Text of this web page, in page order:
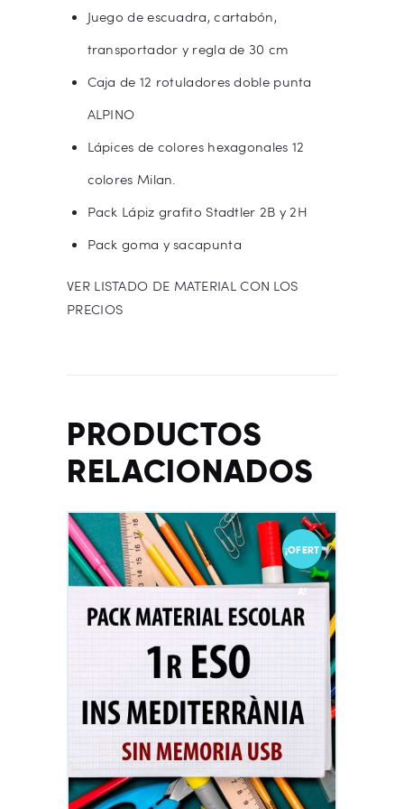
Juego de escuadra, cartabón,
transportador y regla de 30 cm
Caja de 12 rotuladores doble punta
ALPINO
Lápices de colores hexagonales 12
colores Milan.
Pack Lápiz grafito Stadtler 2B y 2H
Pack goma y sacapunta
VER LISTADO DE MATERIAL CON LOS
PRECIOS
PRODUCTOS
RELACIONADOS
¡OFERT
A!